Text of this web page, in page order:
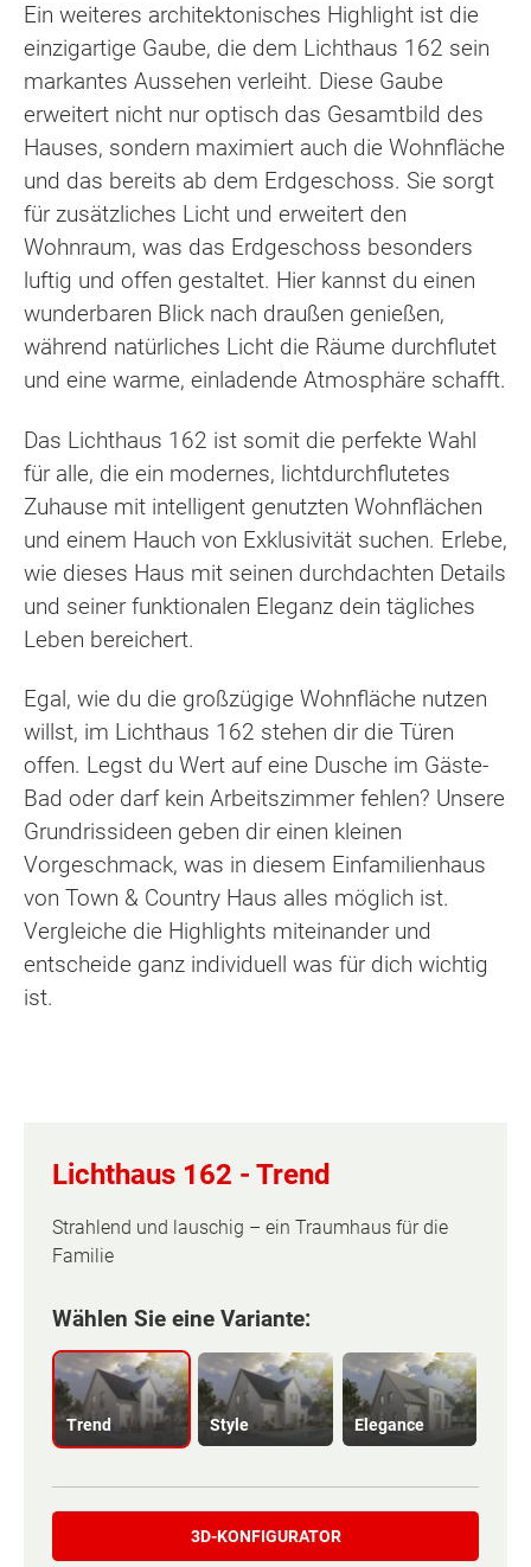
Ein weiteres architektonisches Highlight ist die
einzigartige Gaube, die dem Lichthaus 162 sein
markantes Aussehen verleiht. Diese Gaube
erweitert nicht nur optisch das Gesamtbild des
Hauses, sondern maximiert auch die Wohnfläche
und das bereits ab dem Erdgeschoss. Sie sorgt
für zusätzliches Licht und erweitert den
Wohnraum, was das Erdgeschoss besonders
luftig und offen gestaltet. Hier kannst du einen
wunderbaren Blick nach draußen genießen,
während natürliches Licht die Räume durchflutet
und eine warme, einladende Atmosphäre schafft.
Das Lichthaus 162 ist somit die perfekte Wahl
für alle, die ein modernes, lichtdurchflutetes
Zuhause mit intelligent genutzten Wohnflächen
und einem Hauch von Exklusivität suchen. Erlebe,
wie dieses Haus mit seinen durchdachten Details
und seiner funktionalen Eleganz dein tägliches
Leben bereichert.
Egal, wie du die großzügige Wohnfläche nutzen
willst, im Lichthaus 162 stehen dir die Türen
offen. Legst du Wert auf eine Dusche im Gäste-
Bad oder darf kein Arbeitszimmer fehlen? Unsere
Grundrissideen geben dir einen kleinen
Vorgeschmack, was in diesem Einfamilienhaus
von Town & Country Haus alles möglich ist.
Vergleiche die Highlights miteinander und
entscheide ganz individuell was für dich wichtig
ist.
Lichthaus 162 - Trend
Strahlend und lauschig – ein Traumhaus für die
Familie
Wählen Sie eine Variante:
Trend Style Elegance
3D-KONFIGURATOR